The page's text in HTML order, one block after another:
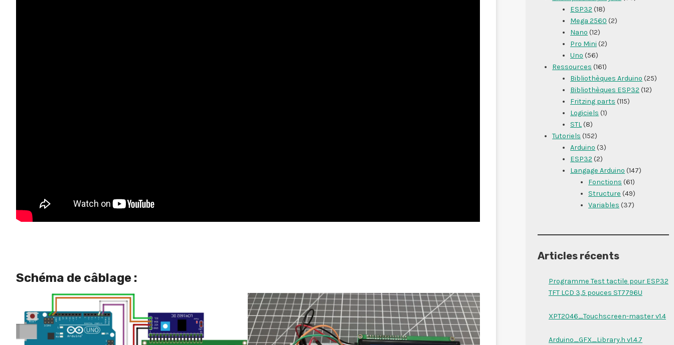
Schéma de câblage :
ESP32 (18)
Mega 2560 (2)
Nano (12)
Pro Mini (2)
Uno (56)
Ressources (161)
Bibliothèques Arduino (25)
Bibliothèques ESP32 (12)
Fritzing parts (115)
Logiciels (1)
STL(8)
Tutoriels (152)
Arduino (3)
ESP32 (2)
Langage Arduino (147)
Fonctions (61)
Structure (49)
Variables (37)
Articles récents
Programme Test tactile pour ESP32
TFT LCD 3,5 pouces ST7796U
XPT2046_Touchscreen-master v1.4
Arduino_GFX_Library.h v1.4.7